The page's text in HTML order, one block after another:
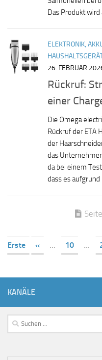
Das Produkt wird
ELEKTRONIK,
26. FEBRUAR
Rückruf:
einer
Die Omega
Rückruf der ETA
der
das
da bei einem
dass es
Erste
« ... 10 ...
KANÄLE
Suchen
nach: